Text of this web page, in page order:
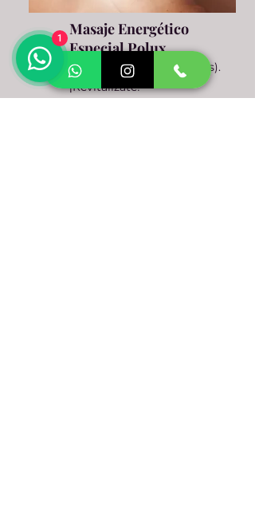
Masaje Energético
Especial Polux
(Combinación de técnicas).
¡Revitalizate!
1